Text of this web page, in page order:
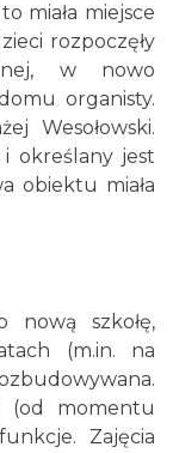
miała miejsce
rozpoczęły
w nowo
organisty.
Wesołowski.
określany jest
obiektu miała
nową szkołę,
(m.in. na
(od momentu
Zajęcia